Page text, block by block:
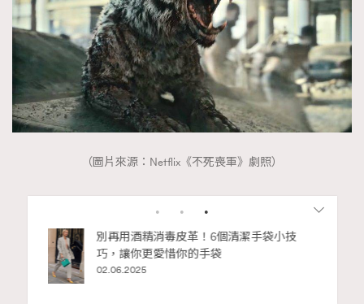
（圖片來源：Netflix《不死喪軍》劇照）
別再用酒精消毒皮革！6個清潔手袋小技
巧，讓你更愛惜你的手袋
02.06.2025